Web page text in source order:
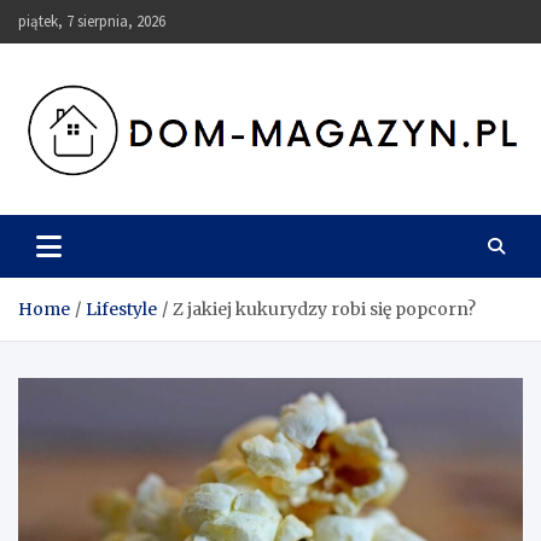
Skip
to
piątek, 7 sierpnia, 2026
Dom-Magazyn.pl
Home Lifestyle Z jakiej kukurydzy robi się popcorn?